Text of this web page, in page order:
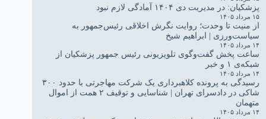
پزشکیان: در مدیریت دی ۱۴۰۴ آمادگی لازم نبود
۱۵ مرداد ۱۴۰۵
از منیت تا وحدت؛ روایت نگرش اخلاقی رئیس‌جمهور به
سیاست‌ورزی | ابراهیم شیخ
۱۴ مرداد ۱۴۰۵
ساعت پخش گفت‌وگوی تلویزیونی رئیس جمهور پزشکیان از
شبکه‌ی ۱ و خبر
۱۴ مرداد ۱۴۰۵
رسیدگی به پرونده کلاهبرداری یک شرکت مهاجرتی با حدود ۳۰۰
شاکی در دادسرای تهران | شناسایی و توقیف ۲ همت از اموال
متهمان
۱۴ مرداد ۱۴۰۵